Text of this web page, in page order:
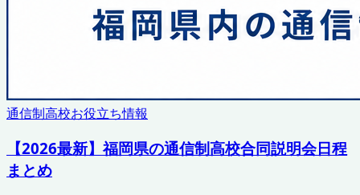
通信制高校お役立ち情報
【2026最新】福岡県の通信制高校合同説明会日程
まとめ